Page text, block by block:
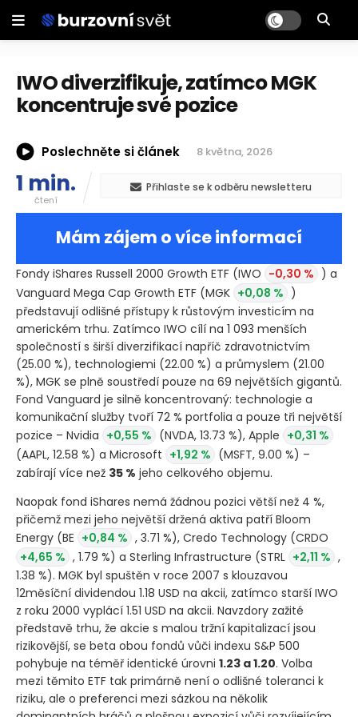
IWO diverzifikuje, zatímco MGK
koncentruje své pozice
Poslechněte si článek 8 května, 2026
1 min.
čtení
Přihlaste se k odběru newsletteru
Mám zájem o více informací
Fondy iShares Russell 2000 Growth ETF (IWO -0,30 % ) a
Vanguard Mega Cap Growth ETF (MGK +0,08 % )
představují odlišné přístupy k růstovým investicím na
americkém trhu. Zatímco IWO cílí na 1 093 menších
společností s širší diverzifikací napříč zdravotnictvím
(25.00 %), technologiemi (22.00 %) a průmyslem (21.00
%), MGK se plně soustředí pouze na 69 největších gigantů.
Fond Vanguard je silně koncentrovaný: technologie a
komunikační služby tvoří 72 % portfolia a pouze tři největší
pozice – Nvidia +0,55 % (NVDA, 13.73 %), Apple +0,31 %
(AAPL, 12.58 %) a Microsoft +1,92 % (MSFT, 9.00 %) –
zabírají více než 35 % jeho celkového objemu.
Naopak fond iShares nemá žádnou pozici větší než 4 %,
přičemž mezi jeho největší držená aktiva patří Bloom
Energy (BE +0,84 % , 3.71 %), Credo Technology (CRDO
+4,65 % , 1.79 %) a Sterling Infrastructure (STRL +2,11 % ,
1.38 %). MGK byl spuštěn v roce 2007 s klouzavou
12měsíční dividendou 1.18 USD na akcii, zatímco starší IWO
z roku 2000 vyplácí 1.51 USD na akcii. Navzdory zažité
představě trhu, že akcie s malou tržní kapitalizací jsou
rizikovější, se beta obou fondů vůči indexu S&P 500
pohybuje na téměř identické úrovni 1.23 a 1.20. Volba
mezi těmito ETF tak primárně není o odlišné toleranci k
riziku, ale o preferenci mezi sázkou na několik